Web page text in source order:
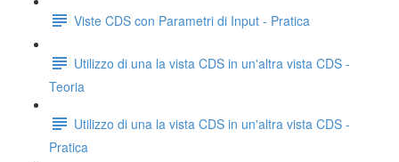
Viste CDS con Parametri di Input - Pratica
Utilizzo di una la vista CDS in un'altra vista CDS -
Teoria
Utilizzo di una la vista CDS in un'altra vista CDS -
Pratica